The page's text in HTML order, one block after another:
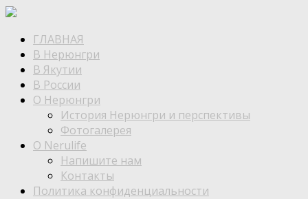
ГЛАВНАЯ
В Нерюнгри
В Якутии
В России
О Нерюнгри
История Нерюнгри и перспективы
Фотогалерея
О Nerulife
Напишите нам
Контакты
Политика конфиденциальности